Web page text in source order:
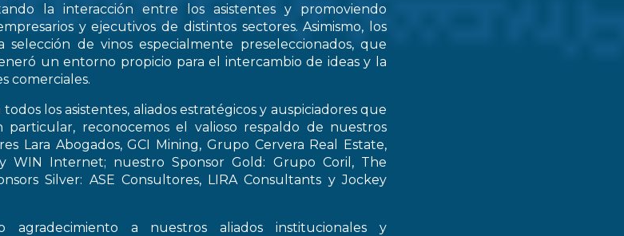
la interacción entre los asistentes y promoviendo
y ejecutivos de distintos sectores. Asimismo, los
de vinos especialmente preseleccionados, que
un entorno propicio para el intercambio de ideas y la
comerciales.
los asistentes, aliados estratégicos y auspiciadores que
particular, reconocemos el valioso respaldo de nuestros
Lara Abogados, GCI Mining, Grupo Cervera Real Estate,
WIN Internet; nuestro Sponsor Gold: Grupo Coril, The
Silver: ASE Consultores, LIRA Consultants y Jockey
agradecimiento a nuestros aliados institucionales y